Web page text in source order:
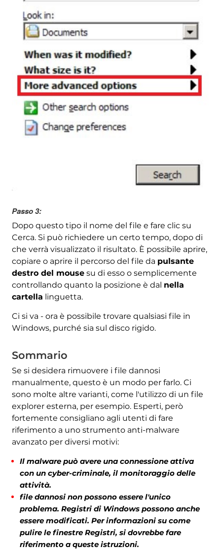
Passo 3:
Dopo questo tipo il nome del file e fare clic su
Cerca. Si può richiedere un certo tempo, dopo di
che verrà visualizzato il risultato. È possibile aprire,
copiare o aprire il percorso del file da pulsante
destro del mousesu di esso o semplicemente
controllando quanto la posizione è dal nella
cartella linguetta.
Ci si va - ora è possibile trovare qualsiasi file in
Windows, purché sia ​​sul disco rigido.
Sommario
Se si desidera rimuovere i file dannosi
manualmente, questo è un modo per farlo. Ci
sono molte altre varianti, come l'utilizzo di un file
explorer esterna, per esempio. Esperti, però
fortemente consigliano agli utenti di fare
riferimento a uno strumento anti-malware
avanzato per diversi motivi:
Il malware può avere una connessione attiva
con un cyber-criminale, il monitoraggio delle
attività.
file dannosi non possono essere l'unico
problema. Registri di Windows possono anche
essere modificati. Per informazioni su come
pulire le finestre Registri, si dovrebbe fare
riferimento a queste istruzioni.
Scarica
Strumento di
rimozione malware